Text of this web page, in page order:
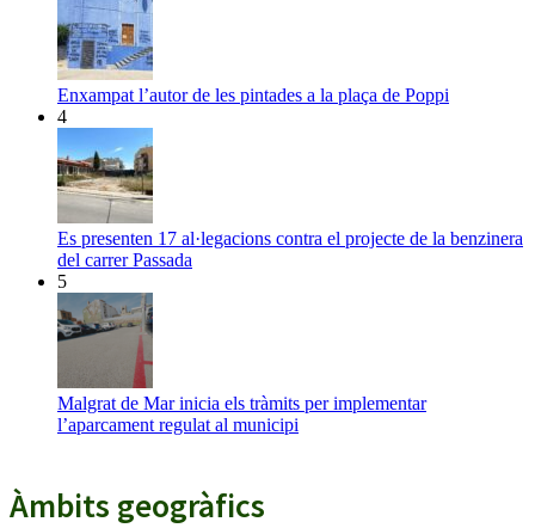
Enxampat l’autor de les pintades a la plaça de Poppi
4
Es presenten 17 al·legacions contra el projecte de la benzinera
del carrer Passada
5
Malgrat de Mar inicia els tràmits per implementar
l’aparcament regulat al municipi
Àmbits geogràfics